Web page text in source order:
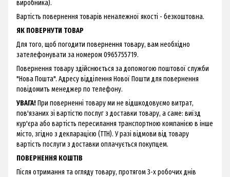
виробника).
Вартість повернення товарів неналежної якості - безкоштовна.
ЯК ПОВЕРНУТИ ТОВАР
Для того, щоб погодити повернення товару, вам необхідно
зателефонувати за номером 0965755719.
Повернення товару здійснюється за допомогою поштової служби
"Нова Пошта". Адресу відділення Нової Пошти для повернення
повідомить менеджер по телефону.
УВАГА!При поверненні товару ми не відшкодовуємо витрат,
пов'язаних зі вартістю послуг з доставки товару, а саме: виїзд
кур'єра або вартість пересилання транспортною компанією в інше
місто, згідно з декларацією (ТТН). У разі відмови від товару
вартість послуги з доставки оплачується покупцем.
ПОВЕРНЕННЯ КОШТІВ
Після отримання та огляду товару, протягом 3-х робочих днів